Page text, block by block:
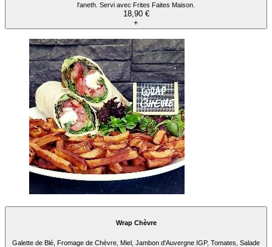
l'aneth. Servi avec Frites Faites Maison.
18,90 €
+
Wrap Chèvre
Galette de Blé, Fromage de Chèvre, Miel, Jambon d'Auvergne IGP, Tomates, Salade